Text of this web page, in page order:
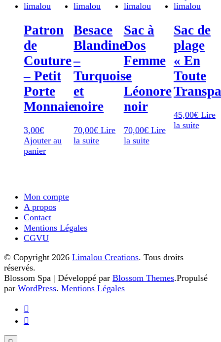
Patron
de
Couture
– Petit
Porte
Monnaie
3,00€
Ajouter au
panier
Besace
Blandine
–
Turquoise
et
noire
70,00€ Lire
la suite
Sac à
Dos
Femme
–
Léonore
noir
70,00€ Lire
la suite
Sac de
plage
« En
Toute
45,00€ Lire
la suite
Mon compte
A propos
Contact
Mentions Légales
CGVU
© Copyright 2026 Limalou Creations. Tous droits
réservés.
Blossom Spa | Développé par Blossom Themes.Propulsé
par WordPress. Mentions Légales